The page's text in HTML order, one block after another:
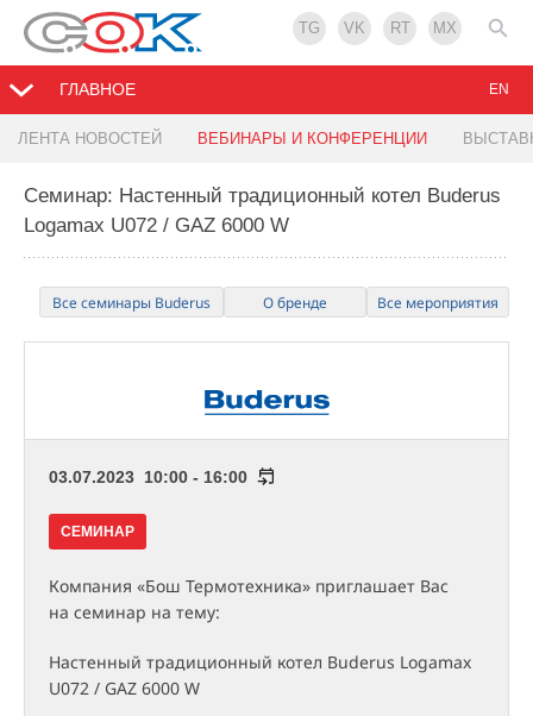
TG VK RT MX
ГЛАВНОЕ
ЛЕНТА НОВОСТЕЙ ВЕБИНАРЫ И КОНФЕРЕНЦИИ
EN
Семинар: Настенный традиционный котел Buderus
Logamax U072 / GAZ 6000 W
Все семинары Buderus О бренде Все мероприятия
03.07.2023 10:00 - 16:00
СЕМИНАР
Компания «Бош Термотехника» приглашает Вас
на семинар на тему:
Настенный традиционный котел Buderus Logamax
U072 / GAZ 6000 W